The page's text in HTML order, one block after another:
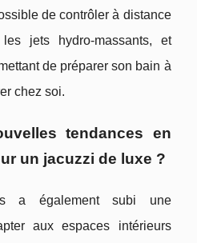
de contrôler à distance
jets hydro-massants, et
de préparer son bain à
chez soi.
tendances en
un jacuzzi de luxe ?
a également subi une
aux espaces intérieurs